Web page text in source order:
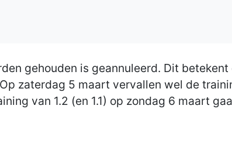
gehouden is geannuleerd. Dit
zaterdag 5 maart vervallen wel de
van 1.2 (en 1.1) op zondag 6 maart